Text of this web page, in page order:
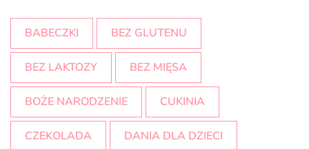
BABECZKI BEZ GLUTENU
BEZ LAKTOZY BEZ MIĘSA
BOŻE NARODZENIE CUKINIA
CZEKOLADA DANIA DLA DZIECI